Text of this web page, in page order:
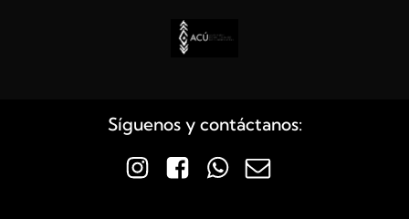
Síguenos y contáctanos: